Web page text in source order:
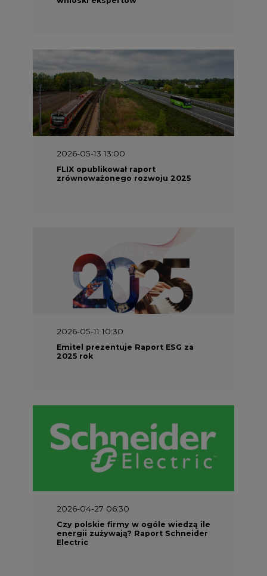
2026-05-13 13:00
FLIX opublikował raport
zrównoważonego rozwoju 2025
2026-05-11 10:30
Emitel prezentuje Raport ESG za
2025 rok
2026-04-27 06:30
Electric